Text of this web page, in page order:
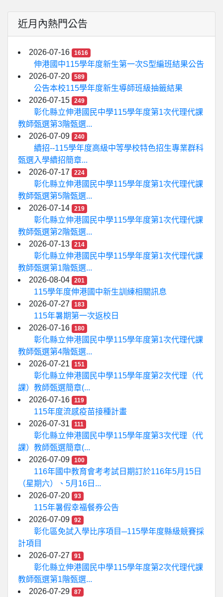
近月內熱門公告
2026-07-16 1616
伸港國中115學年度新生第一次S型編班結果公告
2026-07-20
589
公告本校115學年度新生導師班級抽籤結果
2026-07-15
249
彰化縣立伸港國民中學115學年度第1次代理代課
教師甄選第3階甄選...
2026-07-09
240
續招--115學年度高級中等學校特色招生專業群科
甄選入學續招簡章...
2026-07-17
224
彰化縣立伸港國民中學115學年度第1次代理代課
教師甄選第5階甄選...
2026-07-14
219
彰化縣立伸港國民中學115學年度第1次代理代課
教師甄選第2階甄選...
2026-07-13
214
彰化縣立伸港國民中學115學年度第1次代理代課
教師甄選第1階甄選...
2026-08-04
201
115學年度伸港國中新生訓練相關訊息
2026-07-27
183
115年暑期第一次返校日
2026-07-16
180
彰化縣立伸港國民中學115學年度第1次代理代課
教師甄選第4階甄選...
2026-07-21
151
彰化縣立伸港國民中學115學年度第2次代理（代
課）教師甄選簡章(...
2026-07-16
119
115年度流感疫苗接種計畫
2026-07-31
111
彰化縣立伸港國民中學115學年度第3次代理（代
課）教師甄選簡章(...
2026-07-09
100
116年國中教育會考考試日期訂於116年5月15日
（星期六）、5月16日...
2026-07-20
93
115年暑假幸福餐券公告
2026-07-09
92
彰化區免試入學比序項目─115學年度縣級競賽採
計項目
2026-07-27
91
彰化縣立伸港國民中學115學年度第2次代理代課
教師甄選第1階甄選...
2026-07-29
87